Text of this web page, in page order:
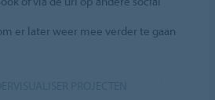
er later weer mee verder te gaan